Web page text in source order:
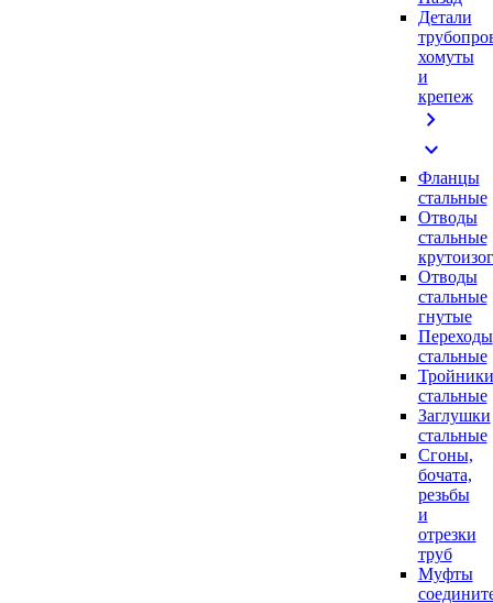
Детали
хомуты
и
крепеж
chevron_right
expand_more
Фланцы
стальные
Отводы
стальные
Отводы
стальные
гнутые
Переходы
стальные
Тройники
стальные
Заглушки
стальные
Сгоны,
бочата,
резьбы
и
отрезки
труб
Муфты